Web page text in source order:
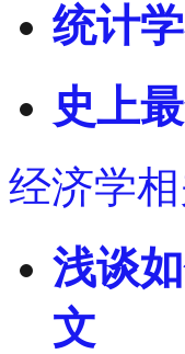
统计
史上
经济学
浅谈
文